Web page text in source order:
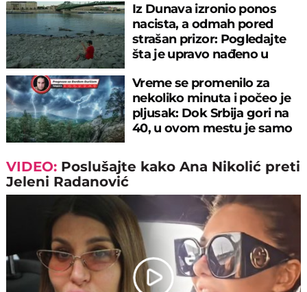
Iz Dunava izronio ponos
nacista, a odmah pored
strašan prizor: Pogledajte
šta je upravo nađeno u
Vreme se promenilo za
nekoliko minuta i počeo je
pljusak: Dok Srbija gori na
40, u ovom mestu je samo
VIDEO: Poslušajte kako Ana Nikolić preti
Jeleni Radanović